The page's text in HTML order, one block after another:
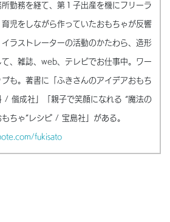
所勤務を経て、第１子出産を機にフリーラ
育児をしながら作っていたおもちゃが反響
イラストレーターの活動のかたわら、造形
て、雑誌、web、テレビでお仕事中。ワー
プも。著書に「ふきさんのアイデアおもち
/ 偕成社」「親子で笑顔になれる “魔法の
ちゃ”レシピ / 宝島社」がある。
fukisato